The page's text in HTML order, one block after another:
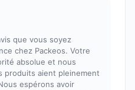
que vous soyez
chez Packeos. Votre
absolue et nous
produits aient pleinement
espérons avoir